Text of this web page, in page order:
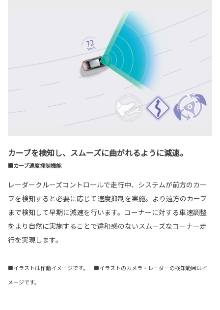
カーブを検知し、スムーズに曲がれるように減速。
■カーブ速度抑制機能
レーダークルーズコントロールで走行中、システムが前方のカー
ブを検知すると必要に応じて速度抑制を実施。より遠方のカーブ
まで検知して早期に減速を行います。コーナーに対する車速調整
をより自然に実施することで違和感のないスムーズなコーナー走
行を実現します。
■イラストは作動イメージです。 ■イラストのカメラ・レーダーの検知範囲はイ
メージです。